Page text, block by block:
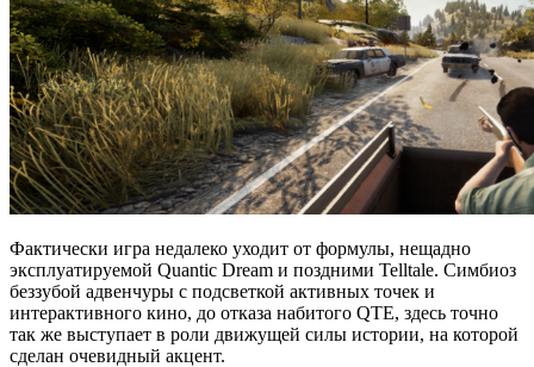
Фактически игра недалеко уходит от формулы, нещадно
эксплуатируемой Quantic Dream и поздними Telltale. Симбиоз
беззубой адвенчуры с подсветкой активных точек и
интерактивного кино, до отказа набитого QTE, здесь точно
так же выступает в роли движущей силы истории, на которой
сделан очевидный акцент.